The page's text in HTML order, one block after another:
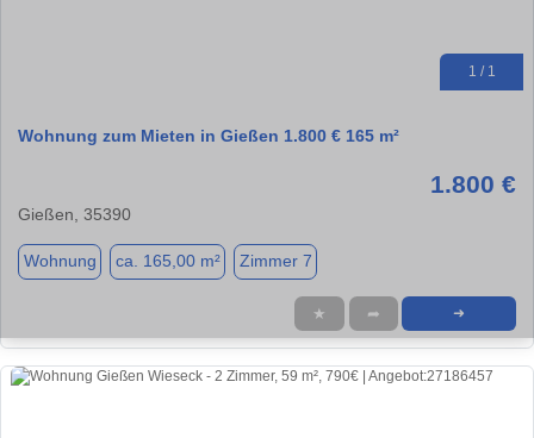
1 / 1
Wohnung zum Mieten in Gießen 1.800 € 165 m²
1.800 €
Gießen, 35390
Wohnung ca. 165,00 m² Zimmer 7
★ ➦ ➜